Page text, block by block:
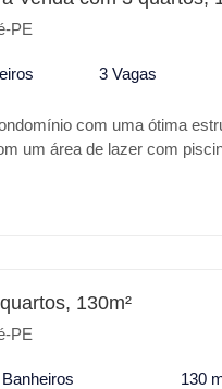
PE
3 Vagas
com uma ótima
um área de lazer com
fazer uma outra casa ou uma
130m²
PE
130